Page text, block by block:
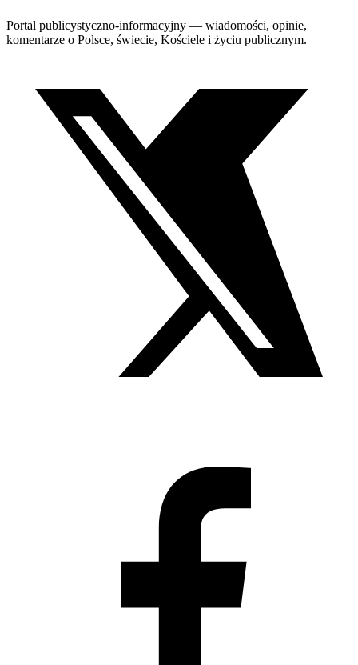
Portal publicystyczno-informacyjny — wiadomości, opinie,
komentarze o Polsce, świecie, Kościele i życiu publicznym.